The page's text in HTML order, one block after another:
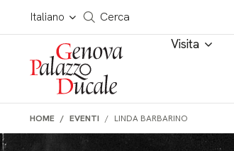
Salta al contenuto
Italiano
Cerca in tutto il sito
Cerca
Visita
HOME EVENTI LINDA BARBARINO